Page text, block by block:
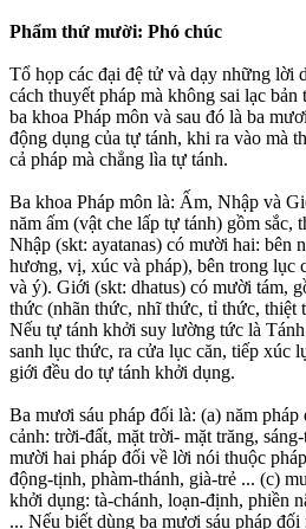
Phẩm thứ mười: Phó chúc
Tổ họp các đại đệ tử và dạy những lời
cách thuyết pháp mà không sai lạc
ba khoa Pháp môn và sau đó là ba
động dụng của tự tánh, khi ra vào mà
cả pháp mà chẳng lìa tự tánh.
Ba khoa Pháp môn là: Ấm, Nhập và
năm ấm (vật che lấp tự tánh) gồm sắc,
Nhập (skt: ayatanas) có mười hai: bên
hương, vị, xúc và pháp), bên trong lục
và ý). Giới (skt: dhatus) có mười tám,
thức (nhãn thức, nhĩ thức, tỉ thức, thiệt
Nếu tự tánh khởi suy lường tức là
sanh lục thức, ra cửa lục căn, tiếp xúc
giới đều do tự tánh khởi dụng.
Ba mươi sáu pháp đối là: (a) năm
cảnh: trời-đất, mặt trời- mặt trăng,
mười hai pháp đối về lời nói thuộc
động-tịnh, phàm-thánh, già-trẻ ... (c)
khởi dụng: tà-chánh, loạn-định, phiền
... Nếu biết dùng ba mươi sáu pháp đối